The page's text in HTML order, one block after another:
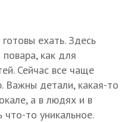
ехать. Здесь
как для
Сейчас все чаще
Важны детали, какая-то
а в людях и в
то уникальное.